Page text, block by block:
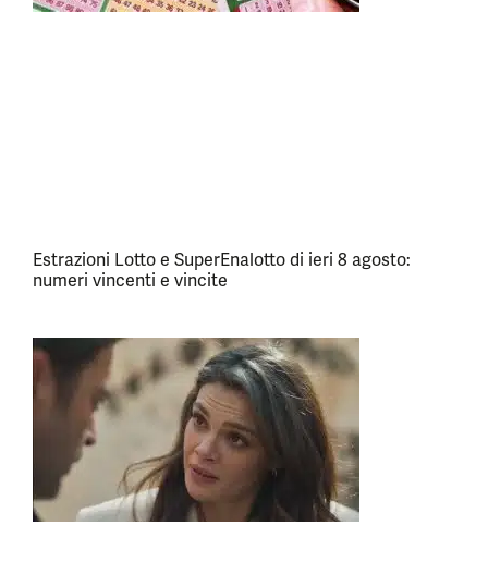
Estrazioni Lotto e SuperEnalotto di ieri 8 agosto:
numeri vincenti e vincite